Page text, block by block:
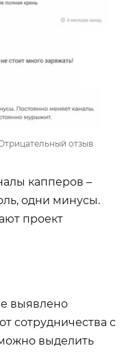
отзыв
капперов –
одни минусы.
проект
выявлено
сотрудничества с
выделить